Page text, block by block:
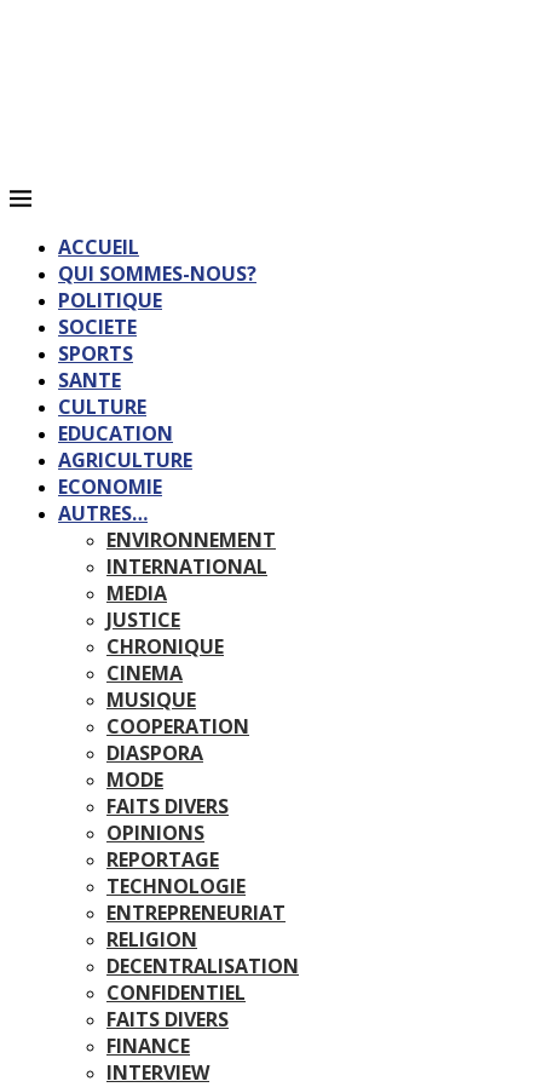
ACCUEIL
QUI SOMMES-NOUS?
POLITIQUE
SOCIETE
SPORTS
SANTE
CULTURE
EDUCATION
AGRICULTURE
ECONOMIE
AUTRES…
ENVIRONNEMENT
INTERNATIONAL
MEDIA
JUSTICE
CHRONIQUE
CINEMA
MUSIQUE
COOPERATION
DIASPORA
MODE
FAITS DIVERS
OPINIONS
REPORTAGE
TECHNOLOGIE
ENTREPRENEURIAT
RELIGION
DECENTRALISATION
CONFIDENTIEL
FAITS DIVERS
FINANCE
INTERVIEW